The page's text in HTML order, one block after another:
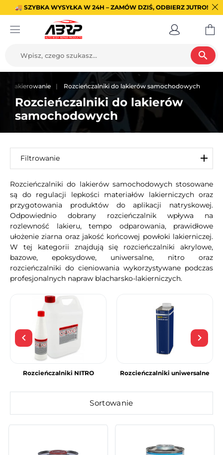
🚚 SZYBKA WYSYŁKA W 24H – ZAMÓW DZIŚ, ODBIERZ JUTRO!
search
Lakierowanie Rozcieńczalniki do lakierów samochodowych
Rozcieńczalniki do lakierów
samochodowych
Filtrowanie
Rozcieńczalniki do lakierów samochodowych stosowane
są do regulacji lepkości materiałów lakierniczych oraz
przygotowania produktów do aplikacji natryskowej.
Odpowiednio dobrany rozcieńczalnik wpływa na
rozlewność lakieru, tempo odparowania, prawidłowe
ułożenie ziarna oraz jakość końcowej powłoki lakierniczej.
W tej kategorii znajdują się rozcieńczalniki akrylowe,
bazowe, epoksydowe, uniwersalne, nitro oraz
rozcieńczalniki do cieniowania wykorzystywane podczas
profesjonalnych napraw blacharsko-lakierniczych.
Rozcieńczalniki NITRO Rozcieńczalniki uniwersalne
Poprzedni
keyboard_arrow_left keyboard_arrow_right
Sortowanie